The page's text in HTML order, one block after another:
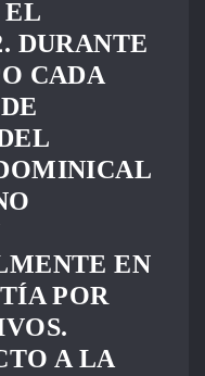
EL
DURANTE
CADA
EN
POR
A LA